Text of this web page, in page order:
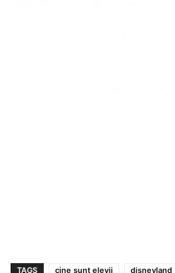
TAGS cine sunt elevii disneyland